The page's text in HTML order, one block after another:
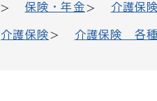
保険・年金 介護保険
介護保険 介護保険 各種